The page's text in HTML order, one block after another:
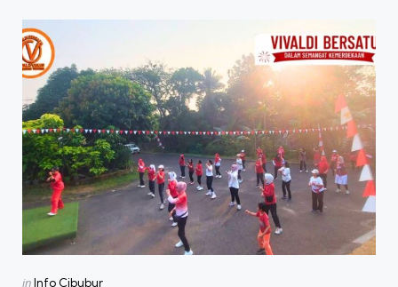
Categories
Posted
inInfo Cibubur